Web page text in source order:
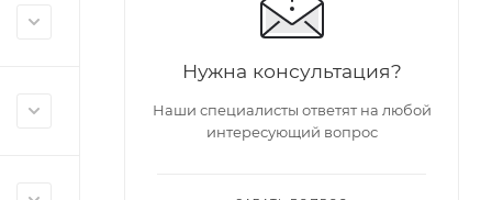
Нужна консультация?
Наши специалисты ответят на любой
интересующий вопрос